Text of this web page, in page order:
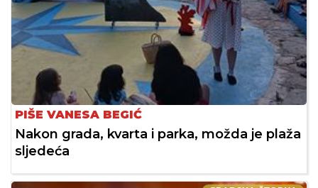
PIŠE VANESA BEGIĆ
Nakon grada, kvarta i parka, možda je plaža
sljedeća